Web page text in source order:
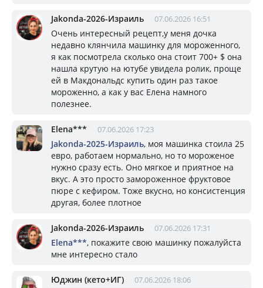
Jakonda-2026-Израиль 07.06.2026 16:51
Очень интересный рецепт,у меня дочка
недавно клянчила машинку для мороженного,
я как посмотрела сколько она стоит 700+ $ она
нашла крутую на ютубе увидела ролик, проще
ей в Макдональдс купить один раз такое
мороженно, а как у вас Елена намного
полезнее.
Elena*** 07.06.2026 17:23
Jakonda-2025-Израиль, моя машинка стоила 25
евро, работаем нормально, но то мороженое
нужно сразу есть. Оно мягкое и приятное на
вкус. А это просто замороженное фруктовое
пюре с кефиром. Тоже вкусно, но консистенция
другая, более плотное
Jakonda-2026-Израиль 07.06.2026 17:31
Elena***, покажите свою машинку пожалуйста
мне интересно стало
Юджин (кето+ИГ) 07.06.2026 18:06